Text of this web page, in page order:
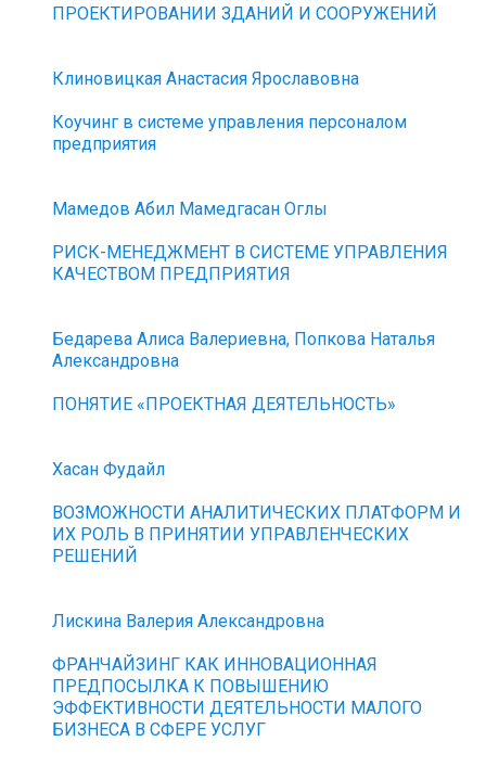
ПРОЕКТИРОВАНИИ ЗДАНИЙ И СООРУЖЕНИЙ
Клиновицкая Анастасия Ярославовна
Коучинг в системе управления персоналом
предприятия
Мамедов Абил Мамедгасан Оглы
РИСК-МЕНЕДЖМЕНТ В СИСТЕМЕ УПРАВЛЕНИЯ
КАЧЕСТВОМ ПРЕДПРИЯТИЯ
Бедарева Алиса Валериевна, Попкова Наталья
Александровна
ПОНЯТИЕ «ПРОЕКТНАЯ ДЕЯТЕЛЬНОСТЬ»
Хасан Фудайл
ВОЗМОЖНОСТИ АНАЛИТИЧЕСКИХ ПЛАТФОРМ И
ИХ РОЛЬ В ПРИНЯТИИ УПРАВЛЕНЧЕСКИХ
РЕШЕНИЙ
Лискина Валерия Александровна
ФРАНЧАЙЗИНГ КАК ИННОВАЦИОННАЯ
ПРЕДПОСЫЛКА К ПОВЫШЕНИЮ
ЭФФЕКТИВНОСТИ ДЕЯТЕЛЬНОСТИ МАЛОГО
БИЗНЕСА В СФЕРЕ УСЛУГ